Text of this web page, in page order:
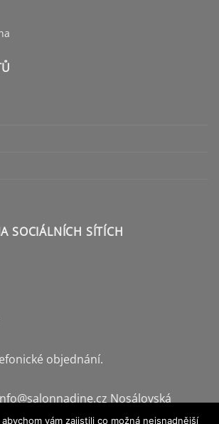
SOCIÁLNÍCH SÍTÍCH
objednání.
Nosálovská
vám zajistili co možná nejsnadnější